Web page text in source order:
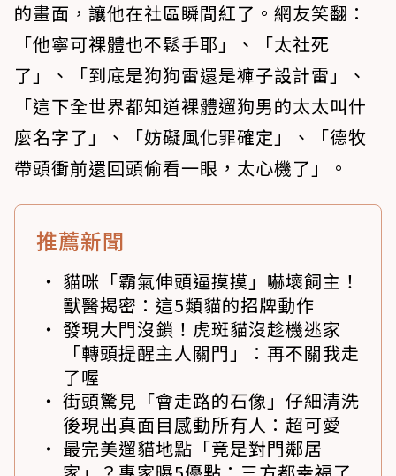
的畫面，讓他在社區瞬間紅了。網友笑翻：
「他寧可裸體也不鬆手耶」、「太社死
了」、「到底是狗狗雷還是褲子設計雷」、
「這下全世界都知道裸體遛狗男的太太叫什
麼名字了」、「妨礙風化罪確定」、「德牧
帶頭衝前還回頭偷看一眼，太心機了」。
推薦新聞
貓咪「霸氣伸頭逼摸摸」嚇壞飼主！
獸醫揭密：這5類貓的招牌動作
發現大門沒鎖！虎斑貓沒趁機逃家
「轉頭提醒主人關門」：再不關我走
了喔
街頭驚見「會走路的石像」仔細清洗
後現出真面目感動所有人：超可愛
最完美遛貓地點「竟是對門鄰居